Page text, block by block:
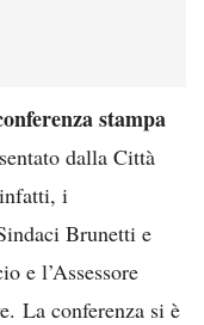
stampa
dalla Città
i
Brunetti e
e l’Assessore
La conferenza si è